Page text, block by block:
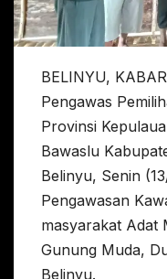
BELINYU,
Pengawas
Provinsi
Bawaslu
Belinyu, Senin
Pengawasan
masyarakat Adat
Gunung Muda,
Belinyu.